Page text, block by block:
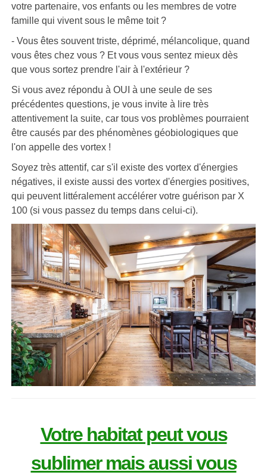
votre partenaire, vos enfants ou les membres de votre
famille qui vivent sous le même toit ?
- Vous êtes souvent triste, déprimé, mélancolique, quand
vous êtes chez vous ? Et vous vous sentez mieux dès
que vous sortez prendre l'air à l'extérieur ?
Si vous avez répondu à OUI à une seule de ses
précédentes questions, je vous invite à lire très
attentivement la suite, car tous vos problèmes pourraient
être causés par des phénomènes géobiologiques que
l'on appelle des vortex !
Soyez très attentif, car s'il existe des vortex d'énergies
négatives, il existe aussi des vortex d'énergies positives,
qui peuvent littéralement accélérer votre guérison par X
100 (si vous passez du temps dans celui-ci).
Votre habitat peut vous
sublimer mais aussi vous